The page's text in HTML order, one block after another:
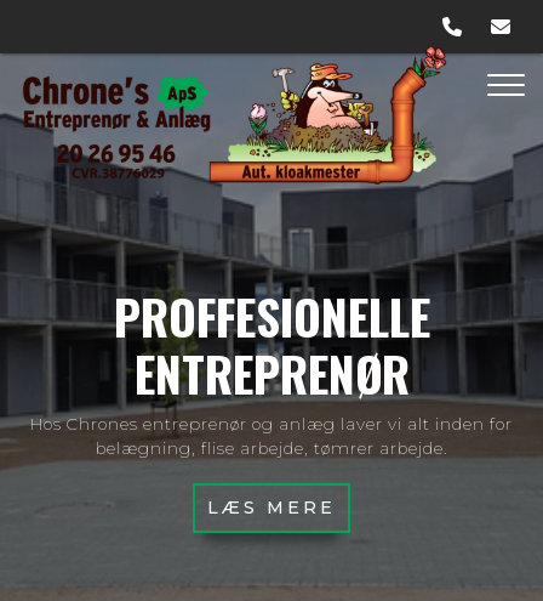
hovedindhold
PROFFESIONELLE
ENTREPRENØR
Hos Chrones entreprenør og anlæg laver vi alt inden for
belægning, flise arbejde, tømrer arbejde.
LÆS MERE